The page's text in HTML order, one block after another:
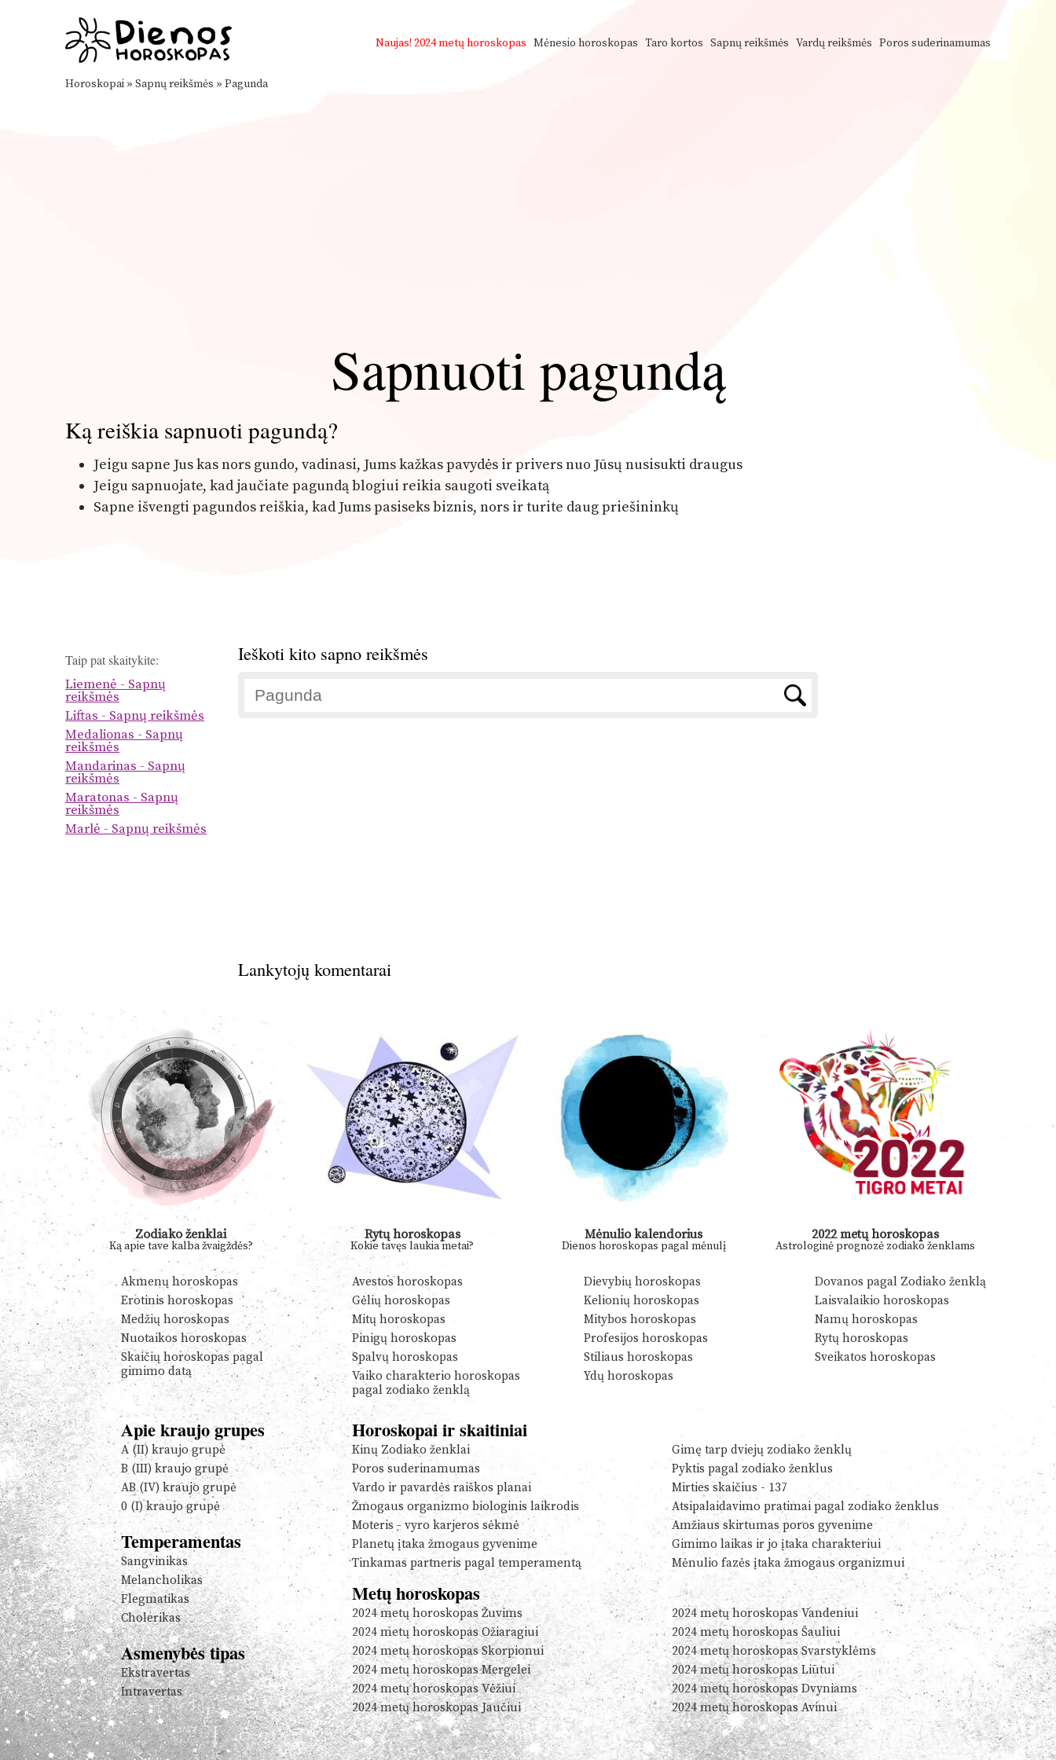
Naujas! 2024 metų horoskopas Mėnesio horoskopas Taro kortos Sapnų reikšmės Vardų reikšmės Poros suderinamumas
Horoskopai » Sapnų reikšmės » Pagunda
Sapnuoti pagundą
Ką reiškia sapnuoti pagundą?
Jeigu sapne Jus kas nors gundo, vadinasi, Jums kažkas pavydės ir privers nuo Jūsų nusisukti draugus
Jeigu sapnuojate, kad jaučiate pagundą blogiui reikia saugoti sveikatą
Sapne išvengti pagundos reiškia, kad Jums pasiseks biznis, nors ir turite daug priešininkų
Taip pat skaitykite:
Liemenė - Sapnų
reikšmės
Liftas - Sapnų reikšmės
Medalionas - Sapnų
reikšmės
Mandarinas - Sapnų
reikšmės
Maratonas - Sapnų
reikšmės
Marlė - Sapnų reikšmės
Ieškoti kito sapno reikšmės
Lankytojų komentarai
Zodiako ženklai
Ką apie tave kalba žvaigždės?
Rytų horoskopas
Kokie tavęs laukia metai?
Mėnulio kalendorius
Dienos horoskopas pagal mėnulį
2022 metų horoskopas
Astrologinė prognozė zodiako ženklams
Akmenų horoskopas Avestos horoskopas Dievybių horoskopas
Dovanos pagal Zodiako ženklą
Erotinis horoskopas
Gėlių horoskopas Kelionių horoskopas
Laisvalaikio horoskopas
Medžių horoskopas
Mitų horoskopas Mitybos horoskopas
Namų horoskopas
Nuotaikos horoskopas
Pinigų horoskopas Profesijos horoskopas
Rytų horoskopas
Skaičių horoskopas pagal
gimimo datą
Spalvų horoskopas Stiliaus horoskopas
Sveikatos horoskopas
Vaiko charakterio horoskopas
pagal zodiako ženklą
Ydų horoskopas
Apie kraujo grupes
A (II) kraujo grupė
B (III) kraujo grupė
AB (IV) kraujo grupė
0 (I) kraujo grupė
Temperamentas
Sangvinikas
Melancholikas
Flegmatikas
Cholerikas
Asmenybės tipas
Ekstravertas
Intravertas
Horoskopai ir skaitiniai
Kinų Zodiako ženklai
Gimę tarp dviejų zodiako ženklų
Poros suderinamumas
Pyktis pagal zodiako ženklus
Vardo ir pavardės raiškos planai
Mirties skaičius - 137
Žmogaus organizmo biologinis laikrodis
Atsipalaidavimo pratimai pagal zodiako ženklus
Moteris - vyro karjeros sėkmė
Amžiaus skirtumas poros gyvenime
Planetų įtaka žmogaus gyvenime
Gimimo laikas ir jo įtaka charakteriui
Tinkamas partneris pagal temperamentą
Mėnulio fazės įtaka žmogaus organizmui
Metų horoskopas
2024 metų horoskopas Žuvims
2024 metų horoskopas Vandeniui
2024 metų horoskopas Ožiaragiui
2024 metų horoskopas Šauliui
2024 metų horoskopas Skorpionui
2024 metų horoskopas Svarstyklėms
2024 metų horoskopas Mergelei
2024 metų horoskopas Liūtui
2024 metų horoskopas Vėžiui
2024 metų horoskopas Dvyniams
2024 metų horoskopas Jaučiui
2024 metų horoskopas Avinui